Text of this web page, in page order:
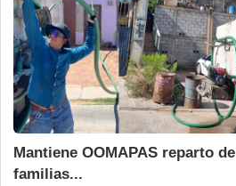
Mantiene OOMAPAS reparto
familias...